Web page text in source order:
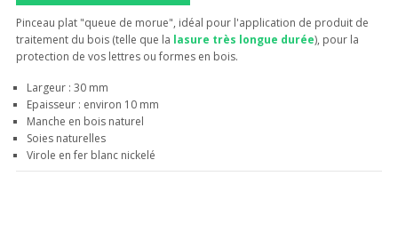
Pinceau plat "queue de morue", idéal pour l'application de produit de
traitement du bois (telle que la lasure très longue durée), pour la
protection de vos lettres ou formes en bois.
Largeur : 30 mm
Epaisseur : environ 10 mm
Manche en bois naturel
Soies naturelles
Virole en fer blanc nickelé